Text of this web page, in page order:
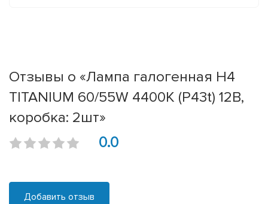
Отзывы о «Лампа галогенная H4
TITANIUM 60/55W 4400К (P43t) 12В,
коробка: 2шт»
0.0
Добавить отзыв